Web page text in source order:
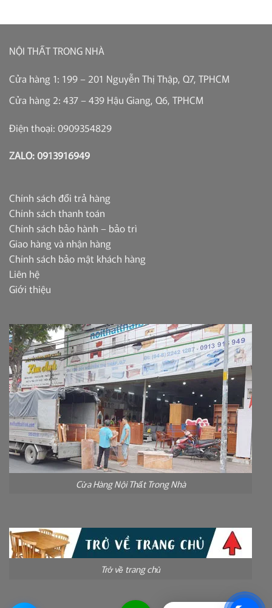
NỘI THẤT TRONG NHÀ
Cửa hàng 1: 199 – 201 Nguyễn Thị Thập, Q7, TPHCM
Cửa hàng 2: 437 – 439 Hậu Giang, Q6, TPHCM
Điện thoại: 0909354829
ZALO: 0913916949
Chính sách đổi trả hàng
Chính sách thanh toán
Chính sách bảo hành – bảo trì
Giao hàng và nhận hàng
Chính sách bảo mật khách hàng
Liên hệ
Giới thiệu
Cửa Hàng Nội Thất Trong Nhà
Trở về trang chủ